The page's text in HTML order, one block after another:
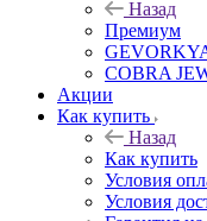
Назад
Премиум
COBRA
Акции
Как купить
Назад
Как купить
Условия
Условия